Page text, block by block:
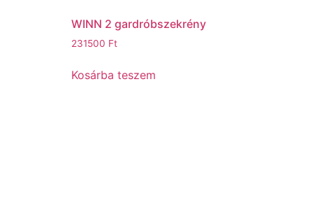
WINN 2 gardróbszekrény
231500 Ft
Kosárba teszem